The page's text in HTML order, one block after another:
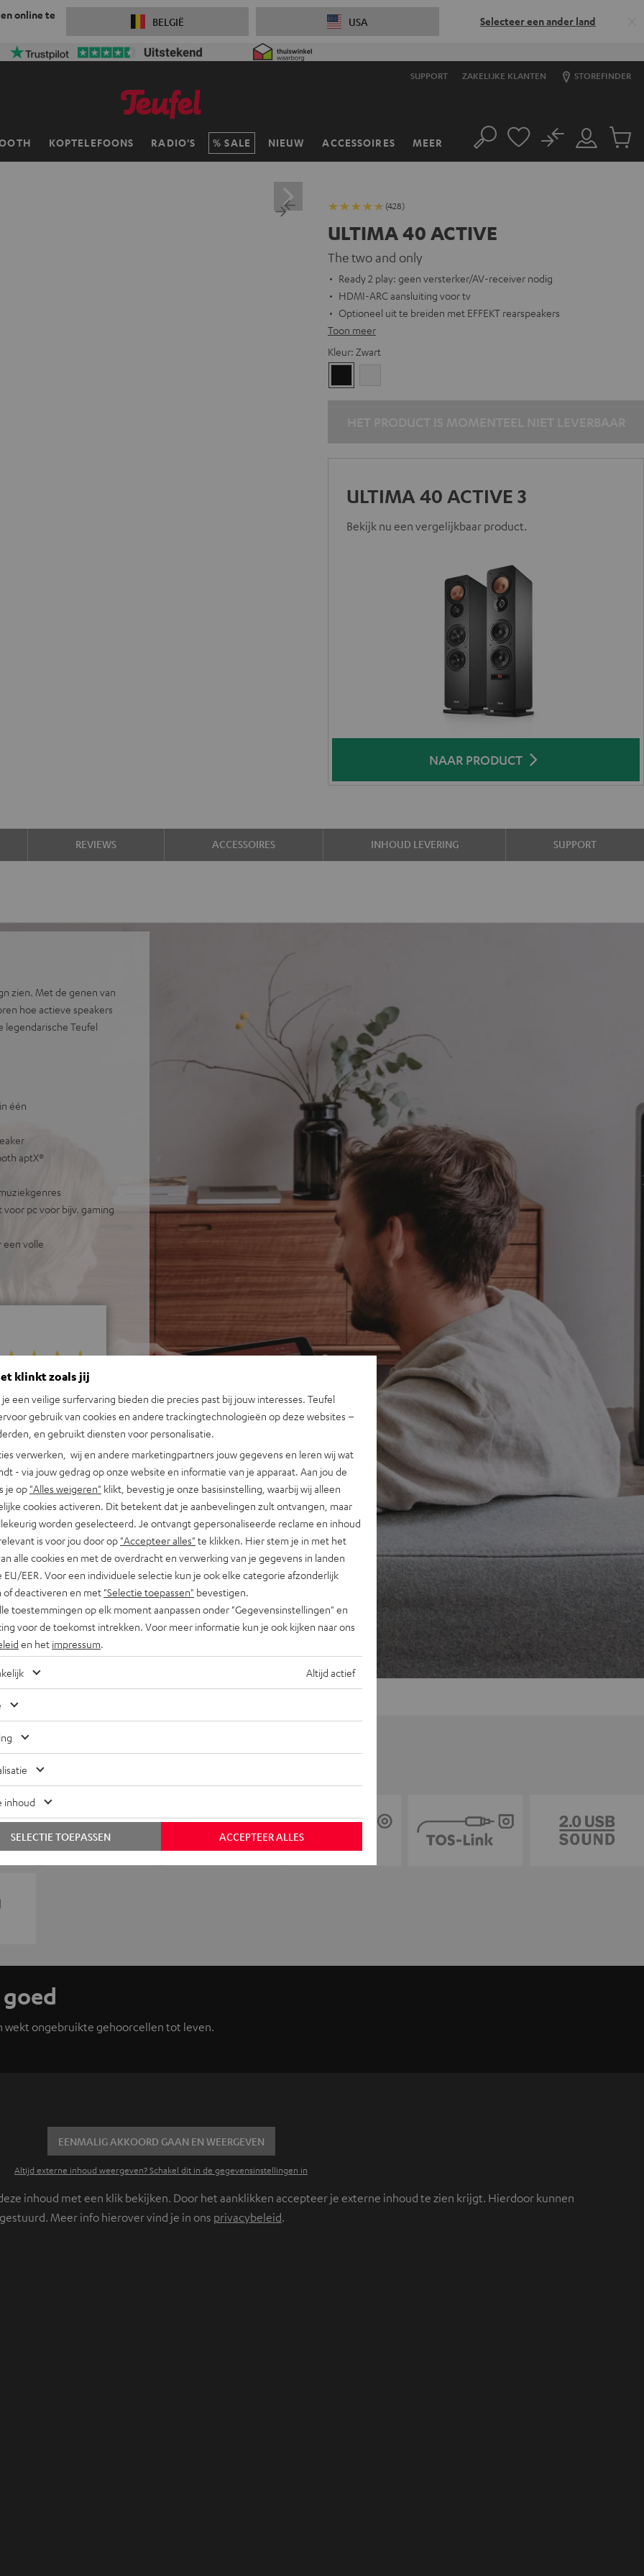
online te
BELGIË USA Selecteer een ander land
SUPPORT ZAKELIJKE KLANTEN STOREFINDER
KOPTELEFOONS RADIO'S SALE NIEUW ACCESSOIRES MEER Zoeken
Mijn
account
No
(428)
ULTIMA 40 ACTIVE
The two and only
Ready 2 play: geen versterker/AV-receiver nodig
HDMI-ARC aansluiting voor tv
Optioneel uit te breiden met EFFEKT rearspeakers
Toon meer
Kleur: Zwart
ULTIMA 40 ACTIVE 3
Bekijk nu een vergelijkbaar product.
NAAR PRODUCT
REVIEWS ACCESSOIRES INHOUD LEVERING SUPPORT
zien. Met de genen van
hoe actieve speakers
legendarische Teufel
één
aptX®
pc voor bijv. gaming
een volle
beoordelingen)
wekt ongebruikte gehoorcellen tot leven.
EENMALIG AKKOORD GAAN EN WEERGEVEN
Altijd externe inhoud weergeven? Schakel dit in de gegevensinstellingen in
inhoud met een klik bekijken. Door het aanklikken accepteer je externe inhoud te zien krijgt. Hierdoor kunnen
Meer info hierover vind je in ons privacybeleid.
klinkt zoals jij
je een veilige surfervaring bieden die precies past bij jouw interesses. Teufel
gebruik van cookies en andere trackingtechnologieën op deze websites –
en gebruikt diensten voor personalisatie.
verwerken, wij en andere marketingpartners jouw gegevens en leren wij wat
- via jouw gedrag op onze website en informatie van je apparaat. Aan jou de
je op "Alles weigeren" klikt, bevestig je onze basisinstelling, waarbij wij alleen
cookies activeren. Dit betekent dat je aanbevelingen zult ontvangen, maar
worden geselecteerd. Je ontvangt gepersonaliseerde reclame en inhoud
is voor jou door op "Accepteer alles" te klikken. Hier stem je in met het
alle cookies en met de overdracht en verwerking van je gegevens in landen
EU/EER. Voor een individuele selectie kun je ook elke categorie afzonderlijk
of deactiveren en met "Selectie toepassen" bevestigen.
toestemmingen op elk moment aanpassen onder "Gegevensinstellingen" en
voor de toekomst intrekken. Voor meer informatie kun je ook kijken naar ons
en het impressum
Altijd actief
inhoud
ACCEPTEER ALLES
SELECTIE TOEPASSEN